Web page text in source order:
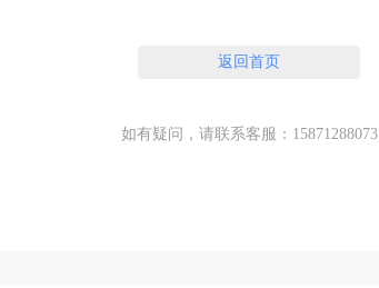
返回首页
如有疑问，请联系客服：15871288073